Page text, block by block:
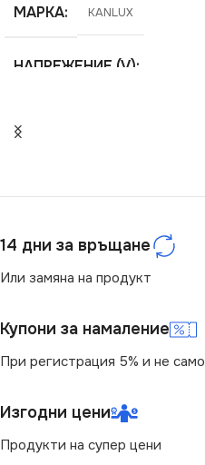
МАРКА KANLUX
НАПРЕЖЕНИЕ (V)
БРОЙ ФАСУНГИ 1
ДОПЪЛНИТЕЛНИ
ОПЦИИ
14 дни за връщане
Или замяна на продукт
Купони за намаление
При регистрация 5% и не само
Изгодни цени
Продукти на супер цени